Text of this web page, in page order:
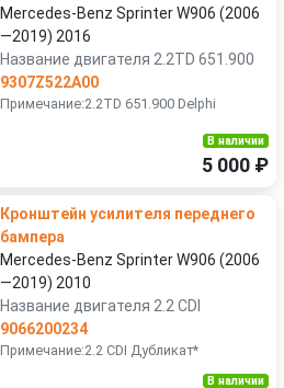
Mercedes-Benz Sprinter W906 (2006
—2019) 2016
Название двигателя 2.2TD 651.900
9307Z522A00
Примечание:2.2TD 651.900 Delphi
В наличии
5 000 ₽
Кронштейн усилителя переднего
бампера
Mercedes-Benz Sprinter W906 (2006
—2019) 2010
Название двигателя 2.2 CDI
9066200234
Примечание:2.2 CDI Дубликат*
В наличии